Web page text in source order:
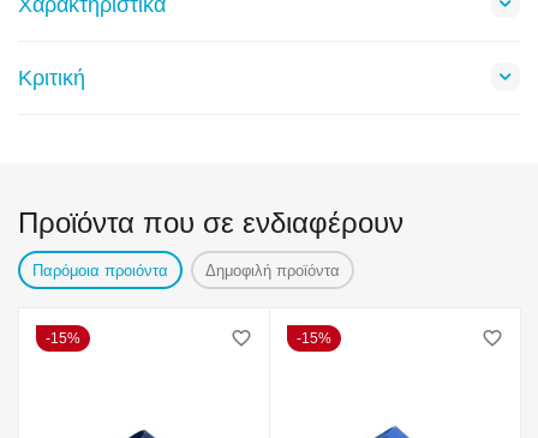
Χαρακτηριστικά
Κριτική
Προϊόντα που σε ενδιαφέρουν
Παρόμοια προιόντα Δημοφιλή προϊόντα
15% 15%